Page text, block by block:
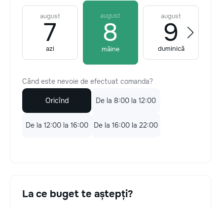
august
7
azi
august
8
mâine
august
9
duminică
Când este nevoie de efectuat comanda?
Oricînd De la 8:00 la 12:00
De la 12:00 la 16:00 De la 16:00 la 22:00
La ce buget te aștepți?